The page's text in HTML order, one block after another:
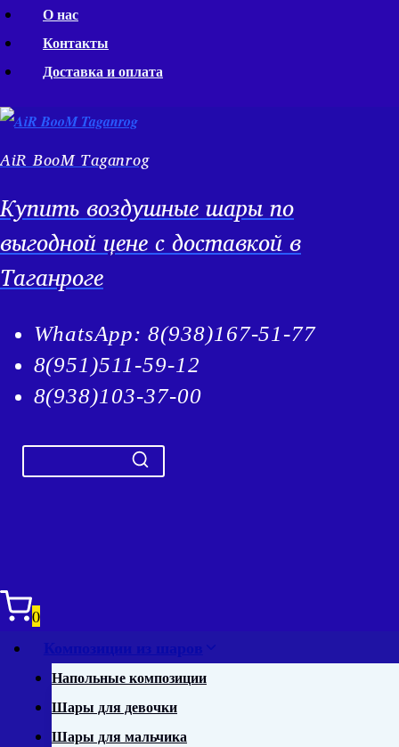
Перейти
к
содержимому
О нас
Контакты
Доставка и оплата
AiR BooM Taganrog
Купить воздушные шары по
выгодной цене с доставкой в
Таганроге
WhatsApp: 8(938)167-51-77
8(951)511-59-12
8(938)103-37-00
0
Композиции из шаров
Напольные композиции
Шары для девочки
Шары для мальчика